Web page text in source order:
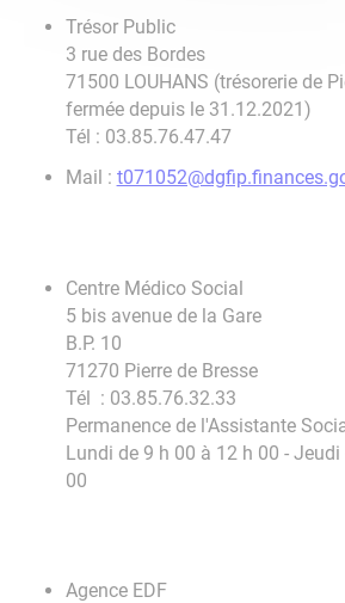
Trésor Public
3 rue des Bordes
71500 LOUHANS (trésorerie de
fermée depuis le 31.12.2021)
Tél : 03.85.76.47.47
Mail :
Centre Médico Social
5 bis avenue de la Gare
B.P. 10
71270 Pierre de Bresse
Tél : 03.85.76.32.33
Permanence de l'Assistante
Lundi de 9 h 00 à 12 h 00 -
00
Agence EDF